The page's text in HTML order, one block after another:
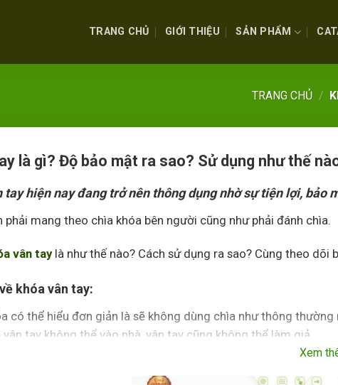
TRANG CHỦ GIỚI THIỆU SẢN PHẨM
TRANG CHỦ /
là gì? Độ bảo mật ra sao? Sử dụng như thế
tayhiện nay đang trở nên thông dụng nhờ sự tiện lợi, bảo
phải mang theo chìa khóa bên người cũng như phải đánh chìa.
vân taylà như thế nào? Cách sử dụng ra sao? Cùng theo dõi
khóa vân tay:
có thể hiểu đơn giản là sẽ không dùng chìa như thông thường
tay không thể vào nhà, vân tay cũng không thể làm giả.
Xem